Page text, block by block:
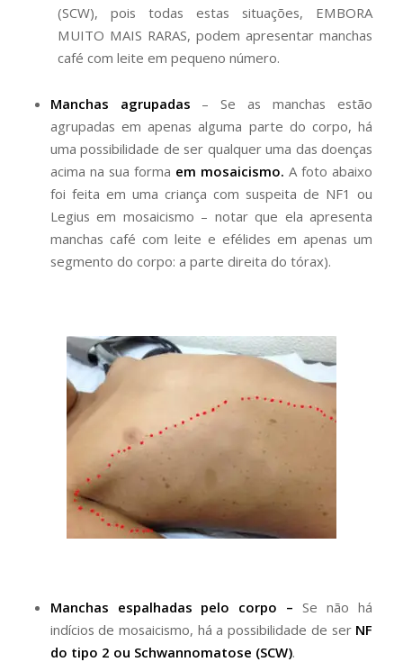
(SCW), pois todas estas situações, EMBORA
MUITO MAIS RARAS, podem apresentar manchas
café com leite em pequeno número.
Manchas agrupadas – Se as manchas estão
agrupadas em apenas alguma parte do corpo, há
uma possibilidade de ser qualquer uma das doenças
acima na sua forma em mosaicismo.A foto abaixo
foi feita em uma criança com suspeita de NF1 ou
Legius em mosaicismo – notar que ela apresenta
manchas café com leite e efélides em apenas um
segmento do corpo: a parte direita do tórax).
Manchas espalhadas pelo corpo – Se não há
indícios de mosaicismo, há a possibilidade de ser NF
do tipo 2 ou Schwannomatose (SCW).